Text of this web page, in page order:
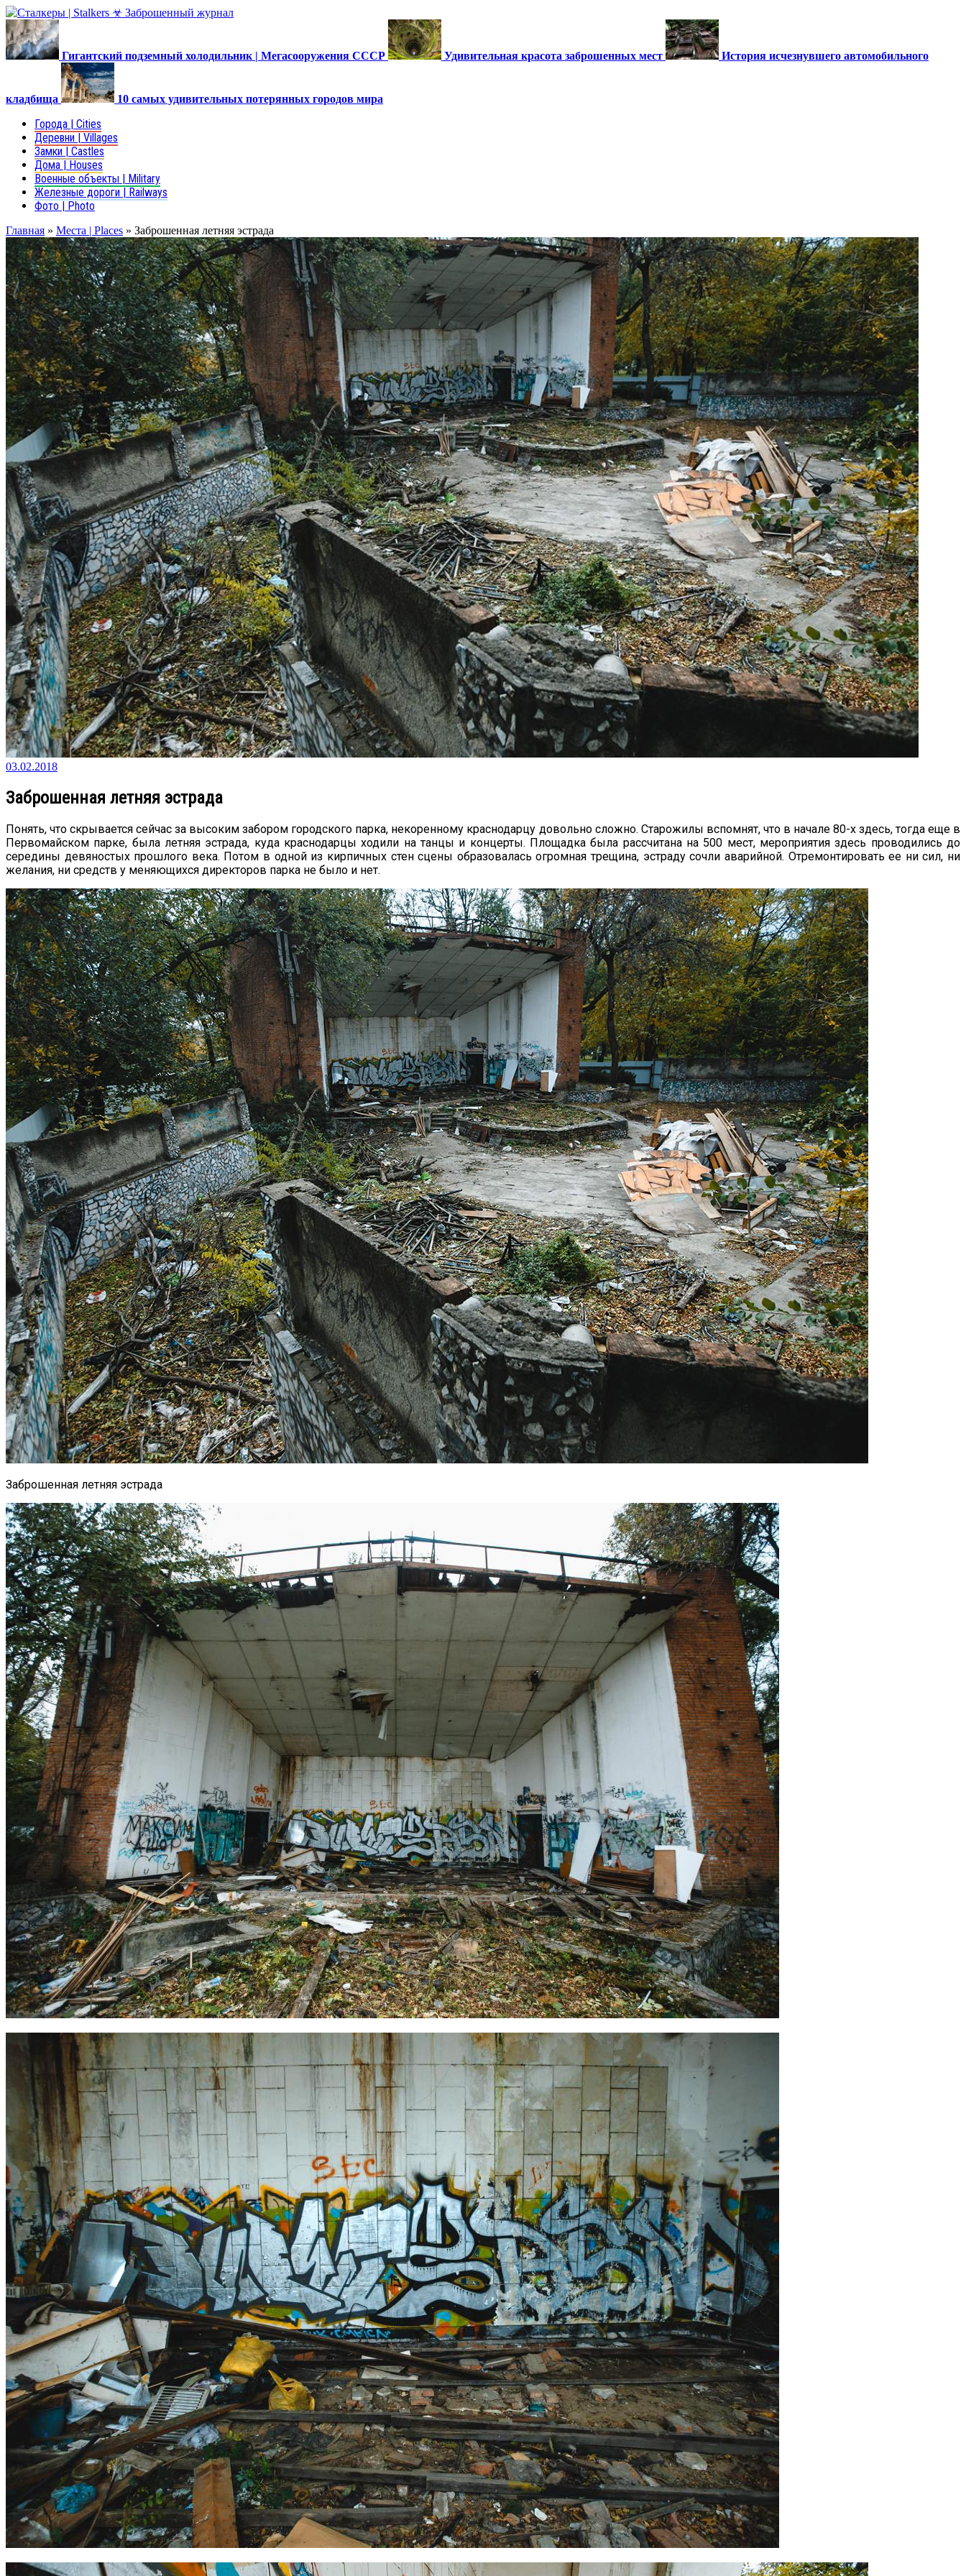
Гигантский подземный холодильник | Мегасооружения СССР Удивительная красота заброшенных мест История исчезнувшего автомобильного
кладбища 10 самых удивительных потерянных городов мира
Города | Cities
Деревни | Villages
Замки | Castles
Дома | Houses
Военные объекты | Military
Железные дороги | Railways
Фото | Photo
Главная » Места | Places » Заброшенная летняя эстрада
03.02.2018
Заброшенная летняя эстрада
Понять, что скрывается сейчас за высоким забором городского парка, некоренному краснодарцу довольно сложно. Старожилы вспомнят, что в начале 80-х здесь, тогда еще в
Первомайском парке, была летняя эстрада, куда краснодарцы ходили на танцы и концерты. Площадка была рассчитана на 500 мест, мероприятия здесь проводились до
середины девяностых прошлого века. Потом в одной из кирпичных стен сцены образовалась огромная трещина, эстраду сочли аварийной. Отремонтировать ее ни сил, ни
желания, ни средств у меняющихся директоров парка не было и нет.
Заброшенная летняя эстрада